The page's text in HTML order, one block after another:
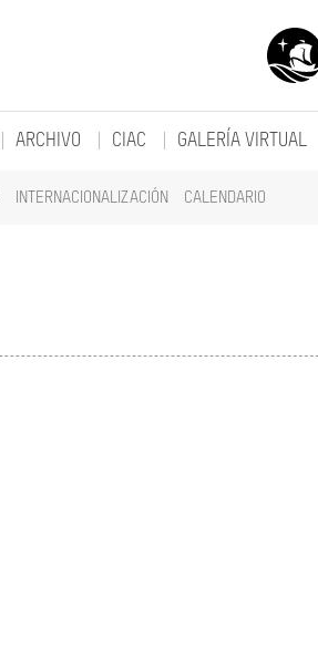
INTERNACIONALIZACIÓN CALENDARIO
ARCHIVO CIAC GALERÍA VIRTUAL